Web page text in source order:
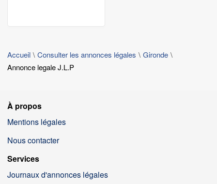
Accueil Consulter les annonces légales
Gironde
Annonce legale J.L.P
À propos
Mentions légales
Nous contacter
Services
Journaux d'annonces légales